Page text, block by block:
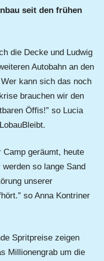
seit den frühen
die Decke und Ludwig
Autobahn an den
kann sich das noch
brauchen wir den
Öffis!” so Lucia
Camp geräumt, heute
so lange Sand
unserer
so Anna Kontriner
Spritpreise zeigen
Millionengrab um die